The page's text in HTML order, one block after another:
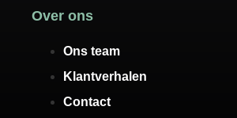
Over ons
Ons team
Klantverhalen
Contact